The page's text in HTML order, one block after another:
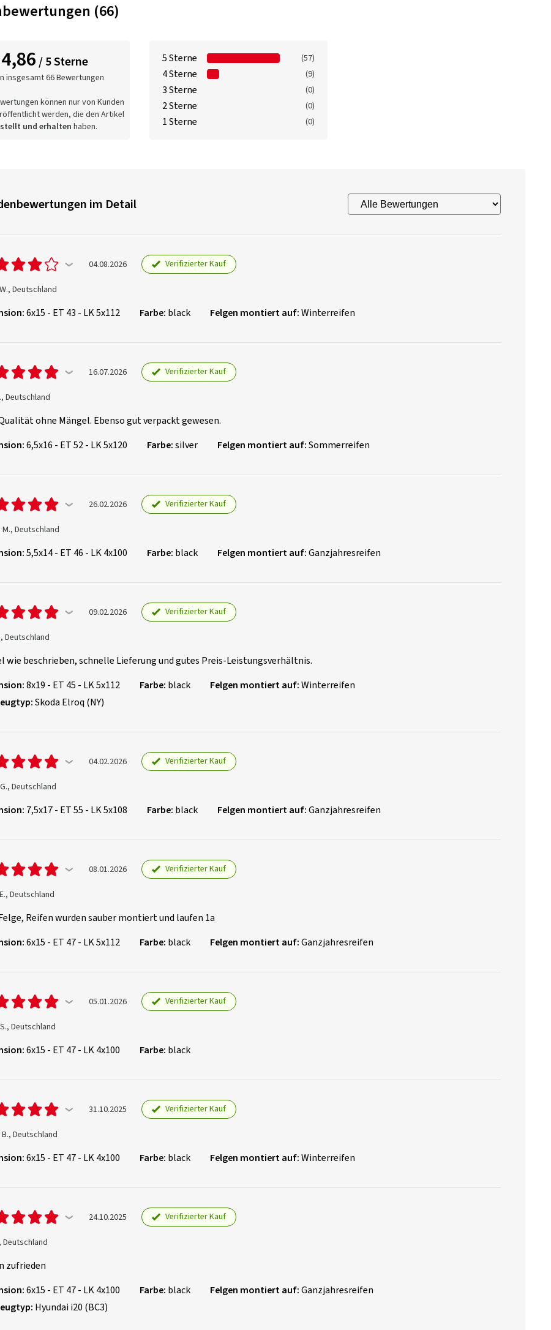
(66)
4,86/ 5 Sterne
insgesamt 66 Bewertungen
können nur von Kunden
werden, die den Artikel
und erhalten haben.
5 Sterne (57)
4 Sterne (9)
3 Sterne (0)
2 Sterne (0)
1 Sterne (0)
im Detail
04.08.2026 Verifizierter Kauf
Deutschland
6x15 - ET 43 - LK 5x112 Farbe: black Felgen montiert auf:Winterreifen
16.07.2026 Verifizierter Kauf
Deutschland
ohne Mängel. Ebenso gut verpackt gewesen.
6,5x16 - ET 52 - LK 5x120 Farbe:silver Felgen montiert auf:Sommerreifen
26.02.2026 Verifizierter Kauf
Deutschland
5,5x14 - ET 46 - LK 4x100 Farbe: black Felgen montiert auf:Ganzjahresreifen
09.02.2026 Verifizierter Kauf
Deutschland
wie beschrieben, schnelle Lieferung und gutes Preis-Leistungsverhältnis.
8x19 - ET 45 - LK 5x112 Farbe: black Felgen montiert auf:Winterreifen
Skoda Elroq (NY)
04.02.2026 Verifizierter Kauf
Deutschland
7,5x17 - ET 55 - LK 5x108 Farbe: black Felgen montiert auf:Ganzjahresreifen
08.01.2026 Verifizierter Kauf
Deutschland
Reifen wurden sauber montiert und laufen 1a
6x15 - ET 47 - LK 5x112 Farbe: black Felgen montiert auf:Ganzjahresreifen
05.01.2026 Verifizierter Kauf
Deutschland
6x15 - ET 47 - LK 4x100 Farbe: black
31.10.2025 Verifizierter Kauf
Deutschland
6x15 - ET 47 - LK 4x100 Farbe: black Felgen montiert auf:Winterreifen
24.10.2025 Verifizierter Kauf
Deutschland
zufrieden
6x15 - ET 47 - LK 4x100 Farbe: black Felgen montiert auf:Ganzjahresreifen
Hyundai i20 (BC3)